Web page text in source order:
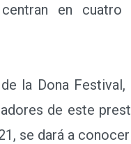
en cuatro
la Dona Festival,
de este
se dará a